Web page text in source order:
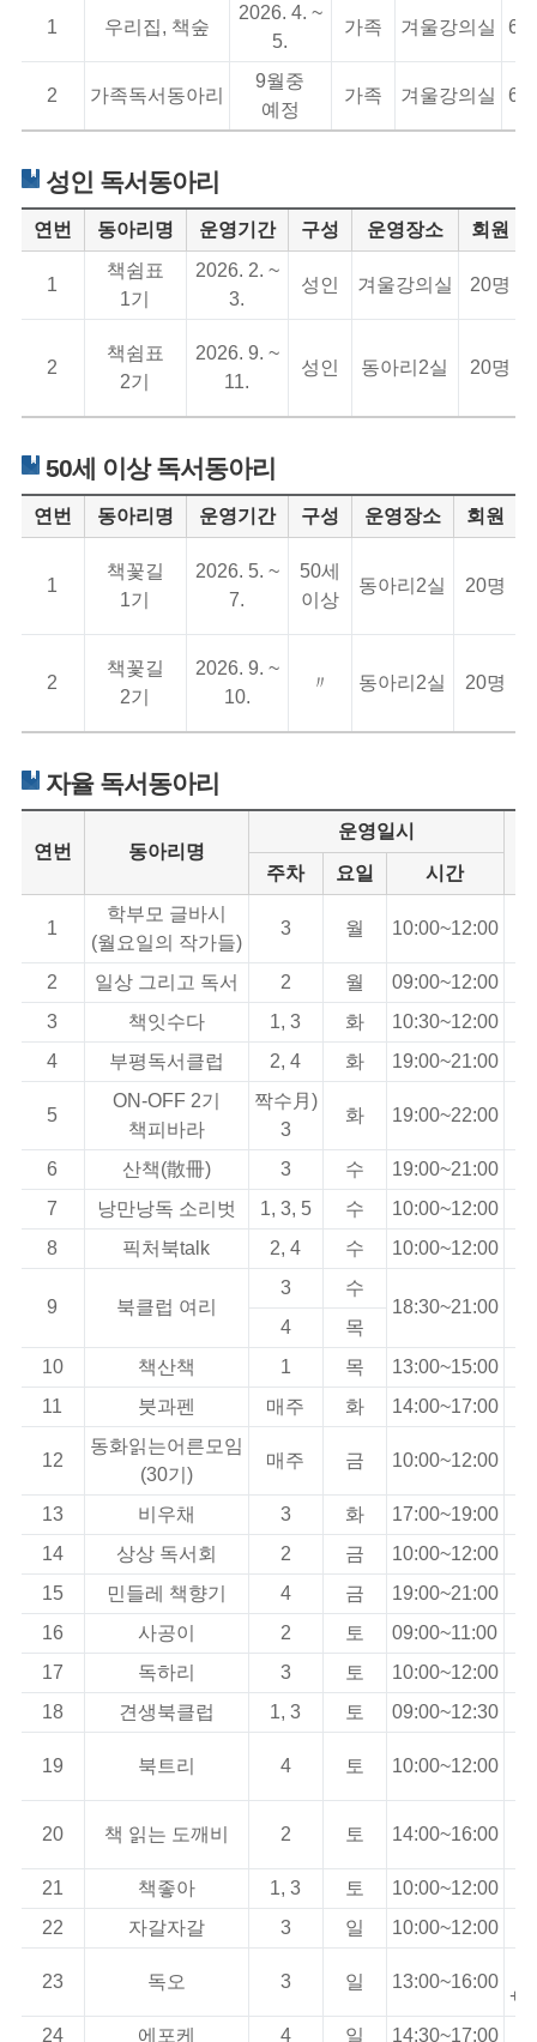
1 우리집, 책숲
2026. 4. ~
5.
가족 겨울강의실 6
2 가족독서동아리
9월중
예정
가족 겨울강의실 6
성인 독서동아리
연번 동아리명 운영기간 구성 운영장소 회원
1
책쉼표
1기
2026. 2. ~
3.
성인 겨울강의실 20명
2
책쉼표
2기
2026. 9. ~
11.
성인 동아리2실 20명
50세 이상 독서동아리
연번 동아리명 운영기간 구성 운영장소 회원
1
책꽃길
1기
2026. 5. ~
7.
50세
이상
동아리2실 20명
2
책꽃길
2기
2026. 9. ~
10.
〃 동아리2실 20명
자율 독서동아리
연번 동아리명
운영일시
주차
요일 시간
1
학부모 글바시
(월요일의 작가들)
3 월 10:00~12:00
2 일상 그리고 독서 2 월 09:00~12:00
3
책잇수다 1, 3 화 10:30~12:00
4
부평독서클럽 2, 4 화 19:00~21:00
5
ON-OFF 2기
책피바라
짝수月)
3
화 19:00~22:00
6 산책(散冊) 3 수 19:00~21:00
7
낭만낭독 소리벗 1, 3, 5 수 10:00~12:00
8
픽처북talk 2, 4 수 10:00~12:00
9 북클럽 여리
3
수
18:30~21:00
4
목
10
책산책 1 목 13:00~15:00
11
붓과펜 매주 화 14:00~17:00
12
동화읽는어른모임
(30기)
매주 금 10:00~12:00
13 비우채 3 화 17:00~19:00
14
상상 독서회 2 금 10:00~12:00
15
민들레 책향기 4 금 19:00~21:00
16
사공이 2 토 09:00~11:00
17
독하리 3 토 10:00~12:00
18
견생북클럽 1, 3 토 09:00~12:30
19 북트리 4 토 10:00~12:00
20 책 읽는 도깨비 2 토 14:00~16:00
21
책좋아 1, 3 토 10:00~12:00
22
자갈자갈 3 일 10:00~12:00
23 독오 3 일 13:00~16:00
+
24
에포케 4 일 14:30~17:00